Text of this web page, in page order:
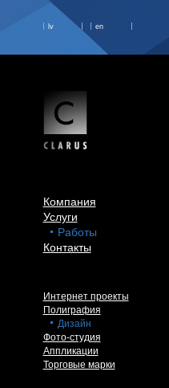
lv en
Компания
Услуги
Работы
Контакты
Интернет проекты
Полиграфия
Дизайн
Фото-студия
Аппликации
Торговые марки